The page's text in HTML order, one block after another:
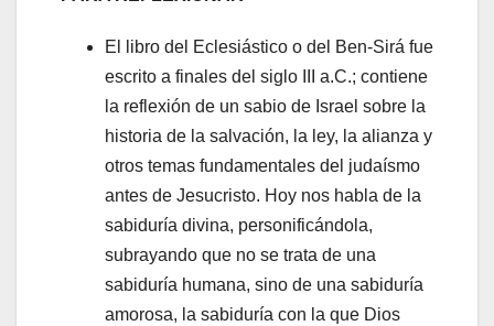
El libro del Eclesiástico o del Ben-Sirá fue
escrito a finales del siglo III a.C.; contiene
la reflexión de un sabio de Israel sobre la
historia de la salvación, la ley, la alianza y
otros temas fundamentales del judaísmo
antes de Jesucristo. Hoy nos habla de la
sabiduría divina, personificándola,
subrayando que no se trata de una
sabiduría humana, sino de una sabiduría
amorosa, la sabiduría con la que Dios